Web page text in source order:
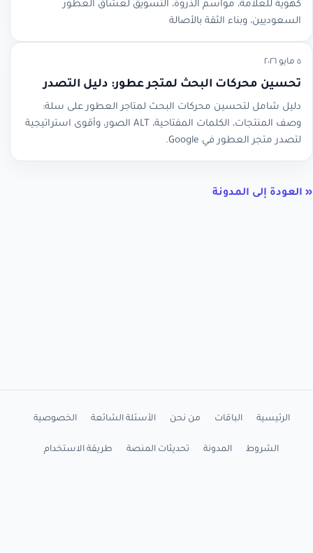
كهوية للعلامة، مواسم الذروة، التسويق لعشاق العطور
السعوديين، وبناء الثقة بالأصالة
٥ مايو ٢٠٢٦
تحسين محركات البحث لمتجر عطور: دليل التصدر
دليل شامل لتحسين محركات البحث لمتاجر العطور على سلة:
وصف المنتجات، الكلمات المفتاحية، ALT الصور، وأقوى استراتيجية
لتصدر متجر العطور في Google.
« العودة إلى المدونة
الرئيسية الباقات من نحن الأسئلة الشائعة الخصوصية
الشروط المدونة تحديثات المنصة طريقة الاستخدام